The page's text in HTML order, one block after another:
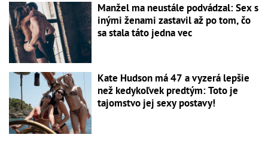
Manžel ma neustále podvádzal: Sex s
inými ženami zastavil až po tom, čo
sa stala táto jedna vec
Kate Hudson má 47 a vyzerá lepšie
než kedykoľvek predtým: Toto je
tajomstvo jej sexy postavy!